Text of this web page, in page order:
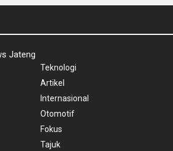
Jateng
Teknologi
Artikel
Internasional
Otomotif
Fokus
Tajuk